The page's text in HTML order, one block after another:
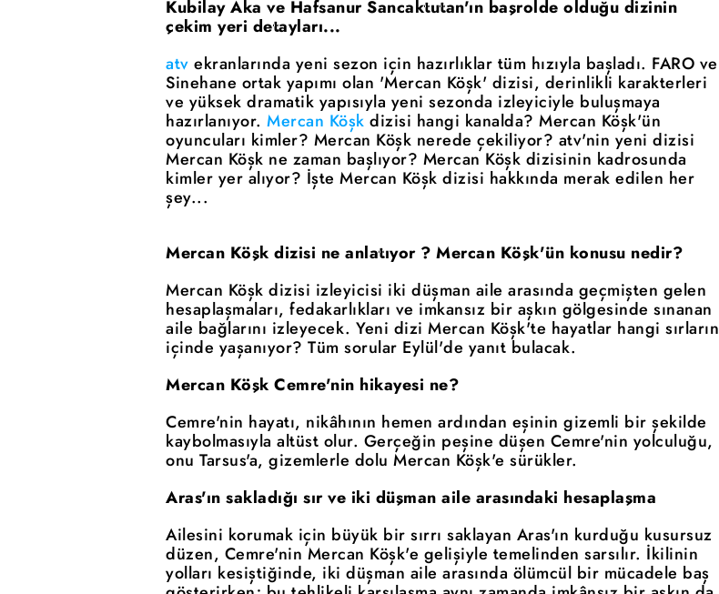
Kubilay Aka ve Hafsanur Sancaktutan'ın başrolde olduğu dizinin
çekim yeri detayları...
atv ekranlarında yeni sezon için hazırlıklar tüm hızıyla başladı. FARO ve
Sinehane ortak yapımı olan 'Mercan Köşk' dizisi, derinlikli karakterleri
ve yüksek dramatik yapısıyla yeni sezonda izleyiciyle buluşmaya
hazırlanıyor. Mercan Köşk dizisi hangi kanalda? Mercan Köşk'ün
oyuncuları kimler? Mercan Köşk nerede çekiliyor? atv'nin yeni dizisi
Mercan Köşk ne zaman başlıyor? Mercan Köşk dizisinin kadrosunda
kimler yer alıyor? İşte Mercan Köşk dizisi hakkında merak edilen her
şey...
Mercan Köşk dizisi ne anlatıyor ? Mercan Köşk'ün konusu nedir?
Mercan Köşk dizisi izleyicisi iki düşman aile arasında geçmişten gelen
hesaplaşmaları, fedakarlıkları ve imkansız bir aşkın gölgesinde sınanan
aile bağlarını izleyecek. Yeni dizi Mercan Köşk'te hayatlar hangi sırların
içinde yaşanıyor? Tüm sorular Eylül'de yanıt bulacak.
Mercan Köşk Cemre'nin hikayesi ne?
Cemre'nin hayatı, nikâhının hemen ardından eşinin gizemli bir şekilde
kaybolmasıyla altüst olur. Gerçeğin peşine düşen Cemre'nin yolculuğu,
onu Tarsus'a, gizemlerle dolu Mercan Köşk'e sürükler.
Aras'ın sakladığı sır ve iki düşman aile arasındaki hesaplaşma
Ailesini korumak için büyük bir sırrı saklayan Aras'ın kurduğu kusursuz
düzen, Cemre'nin Mercan Köşk'e gelişiyle temelinden sarsılır. İkilinin
yolları kesiştiğinde, iki düşman aile arasında ölümcül bir mücadele baş